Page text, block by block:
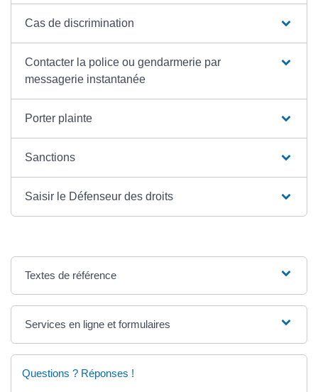
Cas de discrimination
Contacter la police ou gendarmerie par
messagerie instantanée
Porter plainte
Sanctions
Saisir le Défenseur des droits
Textes de référence
Services en ligne et formulaires
Questions ? Réponses !